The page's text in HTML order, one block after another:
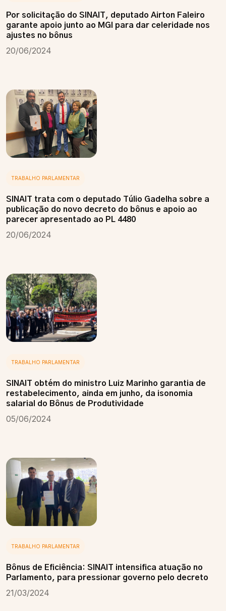
Por solicitação do SINAIT, deputado Airton Faleiro
garante apoio junto ao MGI para dar celeridade nos
ajustes no bônus
20/06/2024
TRABALHO PARLAMENTAR
SINAIT trata com o deputado Túlio Gadelha sobre a
publicação do novo decreto do bônus e apoio ao
parecer apresentado ao PL 4480
20/06/2024
TRABALHO PARLAMENTAR
SINAIT obtém do ministro Luiz Marinho garantia de
restabelecimento, ainda em junho, da isonomia
salarial do Bônus de Produtividade
05/06/2024
TRABALHO PARLAMENTAR
Bônus de Eficiência: SINAIT intensifica atuação no
Parlamento, para pressionar governo pelo decreto
21/03/2024